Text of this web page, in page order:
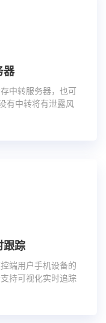
器
中转服务器，也可
有中转将有泄露风
跟踪
端用户手机设备的
持可视化实时追踪